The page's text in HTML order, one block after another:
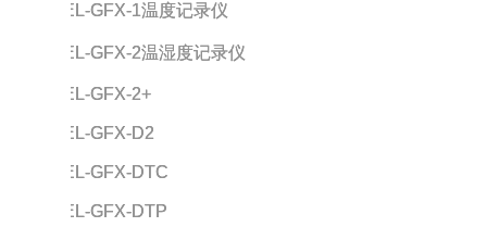
EL-GFX-1温度记录仪
EL-GFX-2温湿度记录仪
EL-GFX-2+
EL-GFX-D2
EL-GFX-DTC
EL-GFX-DTP